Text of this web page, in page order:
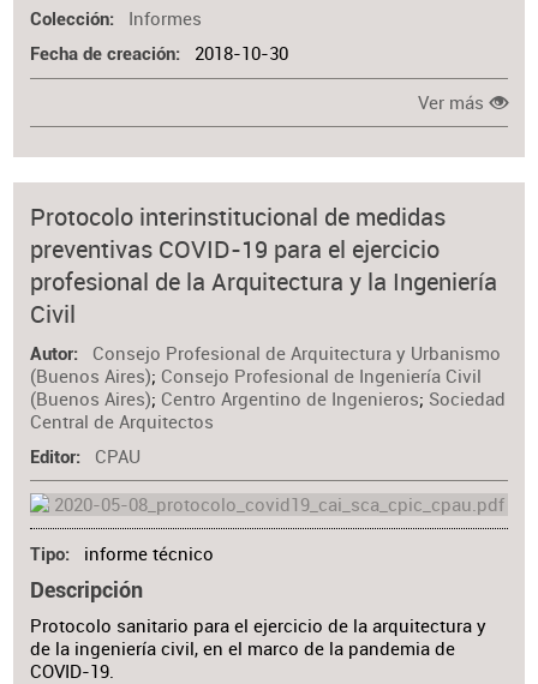
Colección Informes
Fecha de creación 2018-10-30
Ver más
Protocolo interinstitucional de medidas
preventivas COVID-19 para el ejercicio
profesional de la Arquitectura y la Ingeniería
Civil
Autor
Consejo Profesional de Arquitectura y Urbanismo
(Buenos Aires); Consejo Profesional de Ingeniería Civil
(Buenos Aires); Centro Argentino de Ingenieros; Sociedad
Central de Arquitectos
Editor CPAU
Tipo informe técnico
Descripción
Protocolo sanitario para el ejercicio de la arquitectura y
de la ingeniería civil, en el marco de la pandemia de
COVID-19.